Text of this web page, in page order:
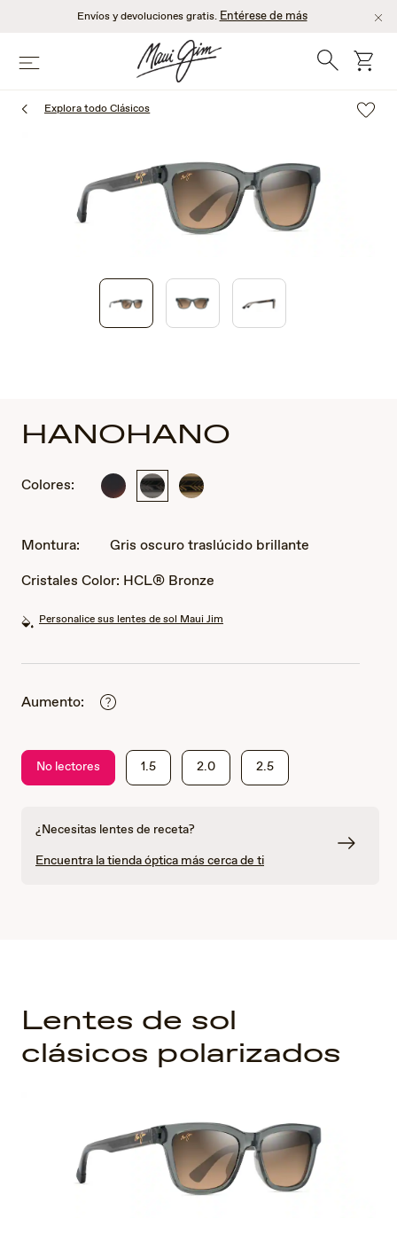
principal
Envíos y devoluciones gratis. Entérese de más
Menú BúsquedaCarro
Explora todo Clásicos
HANOHANO
Colores:
Habana
con
traslúcido
Gris
brillante
Verde
Montura:
Gris oscuro traslúcido brillante
Cristales Color: HCL® Bronze
Personalice sus lentes de sol Maui Jim
Aumento:
No lectores 1.5 2.0 2.5
¿Necesitas lentes de receta?
Encuentra la tienda óptica más cerca de ti
Lentes de sol
clásicos polarizados